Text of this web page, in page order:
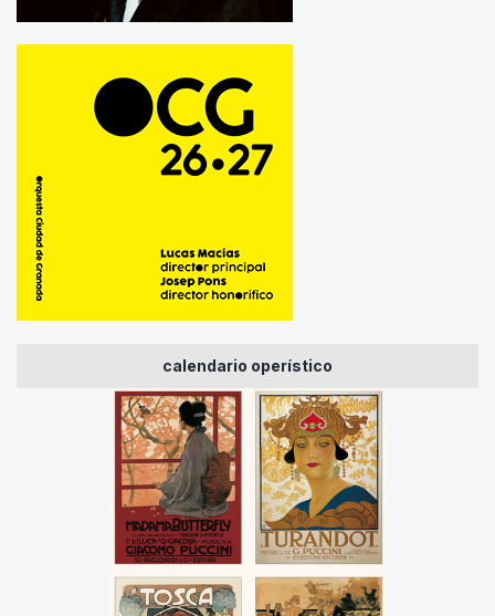
calendario operístico